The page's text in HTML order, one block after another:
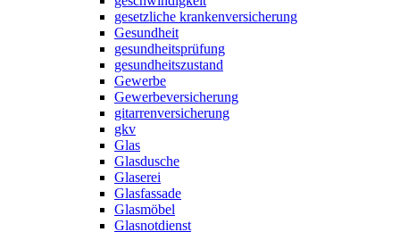
gesetzliche krankenversicherung
Gesundheit
gesundheitsprüfung
gesundheitszustand
Gewerbe
Gewerbeversicherung
gitarrenversicherung
gkv
Glas
Glasdusche
Glaserei
Glasfassade
Glasmöbel
Glasnotdienst